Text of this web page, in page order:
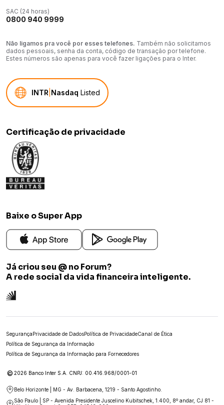
SAC (24 horas)
0800 940 9999
Não ligamos pra você por esses telefones. Também não solicitamos
dados pessoais, senha da conta, código de transação por telefone.
Estes números são apenas para você fazer ligações para o Inter.
INTR Nasdaq Listed
Certificação de privacidade
Baixe o Super App
Já criou seu @ no Forum?
A rede social da vida financeira inteligente.
SegurançaPrivacidade de DadosPolítica de PrivacidadeCanal de Ética
Política de Segurança da Informação
Política de Segurança da Informação para Fornecedores
© 2026 Banco Inter S.A. CNPJ: 00.416.968/0001-01
Belo Horizonte | MG - Av. Barbacena, 1219 - Santo Agostinho.
São Paulo | SP - Avenida Presidente Juscelino Kubitschek, 1.400, 8º andar, CJ 81 -